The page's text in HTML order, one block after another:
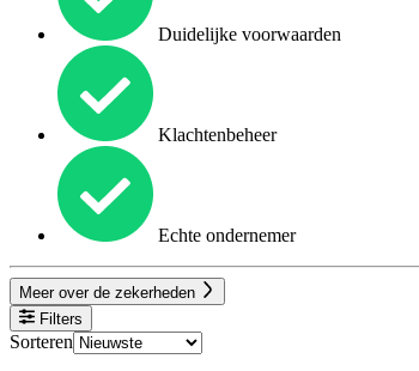
Duidelijke voorwaarden
Klachtenbeheer
Echte ondernemer
Meer over de zekerheden
Filters
Sorteren